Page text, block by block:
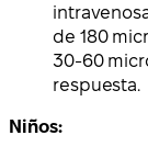
de 180
30-60
respuesta.
Niños: